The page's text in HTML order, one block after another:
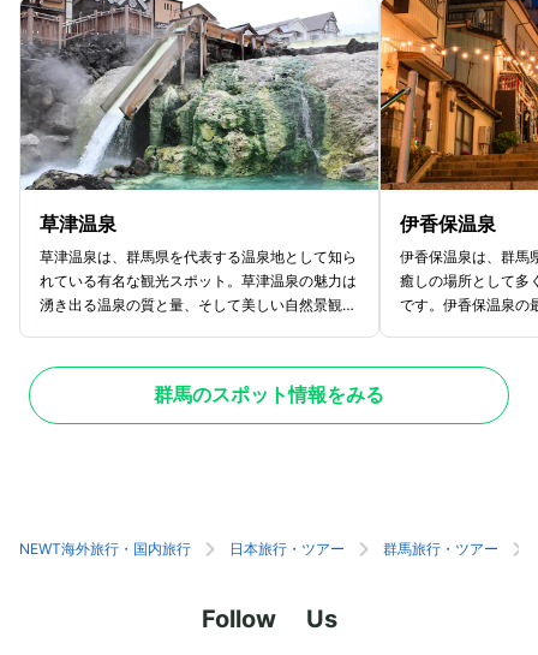
草津温泉
草津温泉は、群馬県を代表する温泉地として知ら
れている有名な観光スポット。草津温泉の魅力は
湧き出る温泉の質と量、そして美しい自然景観で
泉街の中心に位置する湯畑は、象徴的な存在で、
昼夜を問わず温泉が湧き出る姿は圧巻です。湯畑
周辺には、伝統的な湯もみ体験や足湯、手湯な
きを楽しめる飲食店が多くあり、特に温泉まんじ
伊香保温泉
伊香保温泉は、群馬
癒しの場所として多
です。伊香保温泉の
効果がああるとさ
無色透明で、肌に
温泉を楽しむことで
じることができ、特
群馬のスポット情報をみる
NEWT海外旅行・国内旅行 日本旅行・ツアー 群馬旅行・ツアー
Follow Us